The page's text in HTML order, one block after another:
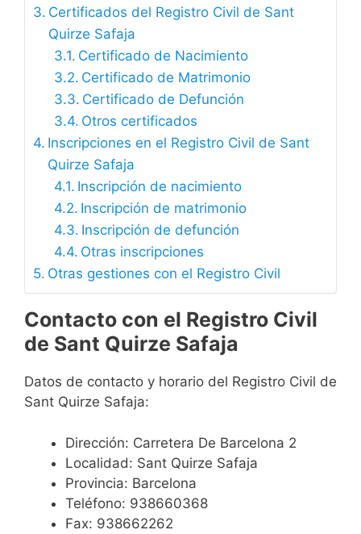
Certificados del Registro Civil de Sant
Quirze Safaja
Certificado de Nacimiento
Certificado de Matrimonio
Certificado de Defunción
Otros certificados
Inscripciones en el Registro Civil de Sant
Quirze Safaja
Inscripción de nacimiento
Inscripción de matrimonio
Inscripción de defunción
Otras inscripciones
Otras gestiones con el Registro Civil
Contacto con el Registro Civil
de Sant Quirze Safaja
Datos de contacto y horario del Registro Civil de
Sant Quirze Safaja:
Dirección: Carretera De Barcelona 2
Localidad: Sant Quirze Safaja
Provincia: Barcelona
Teléfono: 938660368
Fax: 938662262